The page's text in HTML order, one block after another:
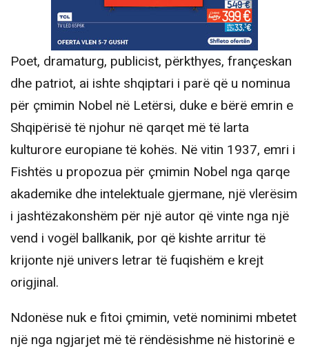
Poet, dramaturg, publicist, përkthyes, françeskan
dhe patriot, ai ishte shqiptari i parë që u nominua
për çmimin Nobel në Letërsi, duke e bërë emrin e
Shqipërisë të njohur në qarqet më të larta
kulturore europiane të kohës. Në vitin 1937, emri i
Fishtës u propozua për çmimin Nobel nga qarqe
akademike dhe intelektuale gjermane, një vlerësim
i jashtëzakonshëm për një autor që vinte nga një
vend i vogël ballkanik, por që kishte arritur të
krijonte një univers letrar të fuqishëm e krejt
origjinal.
Ndonëse nuk e fitoi çmimin, vetë nominimi mbetet
një nga ngjarjet më të rëndësishme në historinë e